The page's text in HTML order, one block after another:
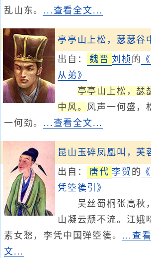
乱山东。 ...查看全文...
亭亭山上松，瑟瑟谷
出自： 魏晋 刘桢 的
从弟》
亭亭山上松，瑟
中风。 风声一何盛，
一何劲。 ...查看全文...
昆山玉碎凤凰叫，芙
出自： 唐代 李贺 的
凭箜篌引》
吴丝蜀桐张高秋
山凝云颓不流。江娥
素女愁，李凭中国弹箜篌。 ...查
文...